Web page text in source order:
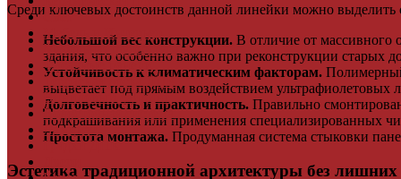
Среди ключевых достоинств данной линейки можно выделить
Небольшой вес конструкции. В отличие от массивного
здания, что особенно важно при реконструкции старых
Устойчивость к климатическим факторам.
выцветает под прямым воздействием ультрафиолетовых
Долговечность и практичность. Правильно
подкрашивания или применения специализированных
Простота монтажа. Продуманная система стыковки
Эстетика традиционной архитектуры без лишних
Свет
Мебель и Интерьер
Мебельная фурнитура
Фасадные панели
Террасная доска ДПК
Виниловый сайдинг
Водосточная система
Ламинат
Грядки ДПК